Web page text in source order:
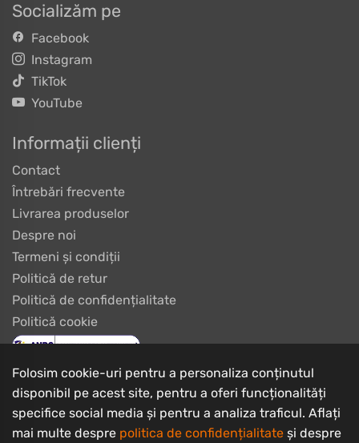
Socializăm pe
Facebook
Instagram
TikTok
YouTube
Informații clienți
Contact
Întrebări frecvente
Livrarea produselor
Despre noi
Termeni și condiții
Politică de retur
Politică de confidențialitate
Politică cookie
Folosim cookie-uri pentru a personaliza conținutul
disponibil pe acest site, pentru a oferi funcționalități
specifice social media și pentru a analiza traficul. Aflați
mai multe despre politica de confidențialitate și despre